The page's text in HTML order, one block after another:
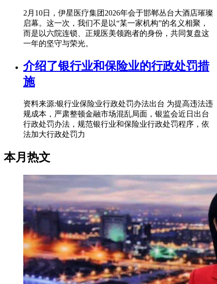
2月10日，伊星医疗集团2026年会于邯郸丛台大酒店璀璨
启幕。这一次，我们不是以“某一家机构”的名义相聚，
而是以六院连锁、正规医美领跑者的身份，共同复盘这
一年的坚守与荣光。
介绍了银行业和保险业的行政处罚措
施
资料来源:银行业保险业行政处罚办法出台 为提高违法违
规成本，严肃整顿金融市场混乱局面，银监会近日出台
行政处罚办法，规范银行业和保险业行政处罚程序，依
法加大行政处罚力
本月热文